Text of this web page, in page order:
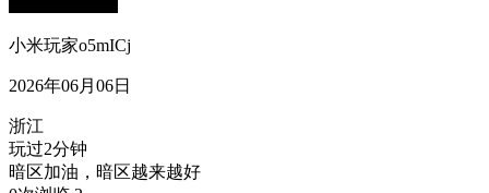
小米玩家o5mICj
2026年06月06日
浙江
玩过2分钟
暗区加油，暗区越来越好